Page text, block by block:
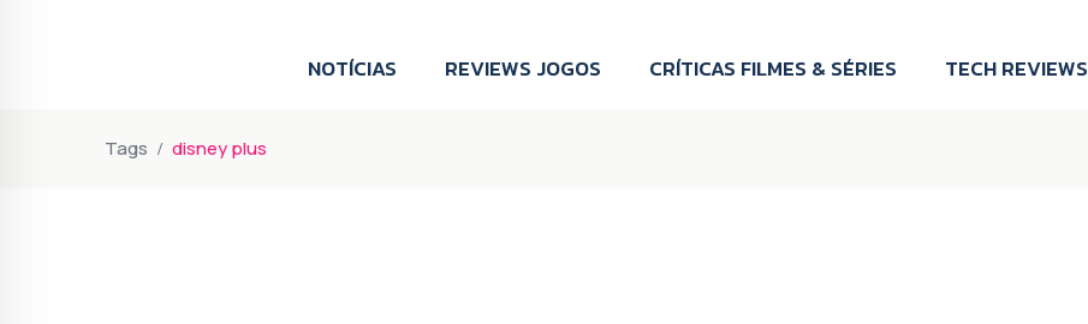
NOTÍCIAS REVIEWS JOGOS CRÍTICAS FILMES & SÉRIES TECH REVIEWS
Tags disney plus